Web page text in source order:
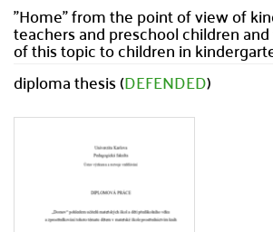
"Home" from the point of view of
teachers and preschool children
of this topic to children in
diploma thesis (DEFENDED)